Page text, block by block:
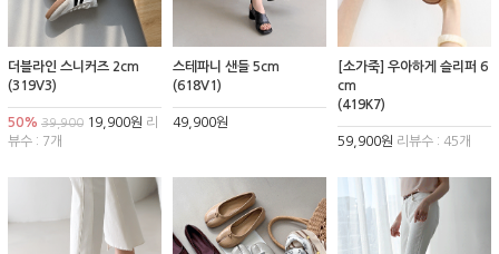
더블라인 스니커즈 2cm
(319V3)
50% 39,900 19,900원 리
뷰수 : 7개
스테파니 샌들 5cm
(618V1)
49,900원
[소가죽] 우아하게 슬리퍼 6
cm
(419K7)
59,900원 리뷰수 : 45개